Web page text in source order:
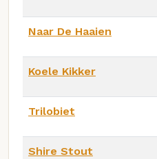
Naar De Haaien
Koele Kikker
Trilobiet
Shire Stout